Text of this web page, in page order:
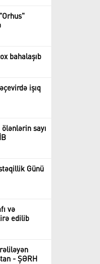
bahalaşıb
işıq
sayı
Günü
və
edilib
- ŞƏRH